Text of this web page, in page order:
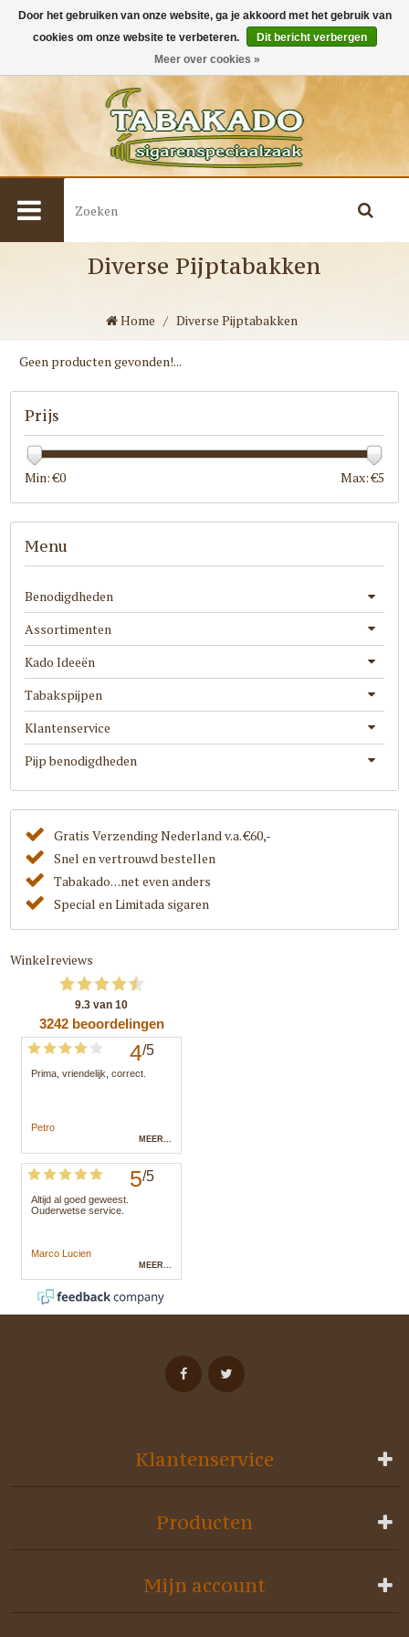
Diverse Pijptabakken
Home / Diverse Pijptabakken
Geen producten gevonden!...
Prijs
Min: €0 Max: €5
Menu
Benodigdheden
Assortimenten
Kado Ideeën
Tabakspijpen
Klantenservice
Pijp benodigdheden
Gratis Verzending Nederland v.a. €60,-
Snel en vertrouwd bestellen
Tabakado. . .net even anders
Special en Limitada sigaren
Winkelreviews
Klantenservice
Producten
Mijn account
Door het gebruiken van onze website, ga je akkoord met het gebruik van
cookies om onze website te verbeteren.
Dit bericht verbergen
Meer over cookies »